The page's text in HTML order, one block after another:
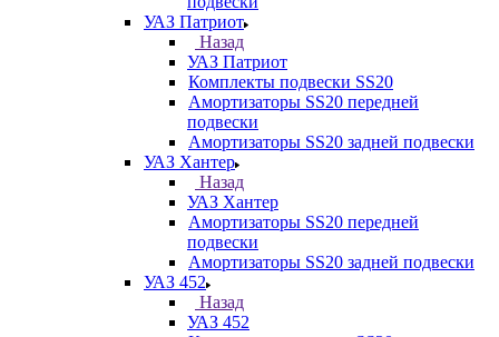
УАЗ Патриот
Назад
УАЗ Патриот
Комплекты подвески SS20
Амортизаторы SS20 передней
подвески
Амортизаторы SS20 задней подвески
УАЗ Хантер
Назад
УАЗ Хантер
Амортизаторы SS20 передней
подвески
Амортизаторы SS20 задней подвески
УАЗ 452
Назад
УАЗ 452